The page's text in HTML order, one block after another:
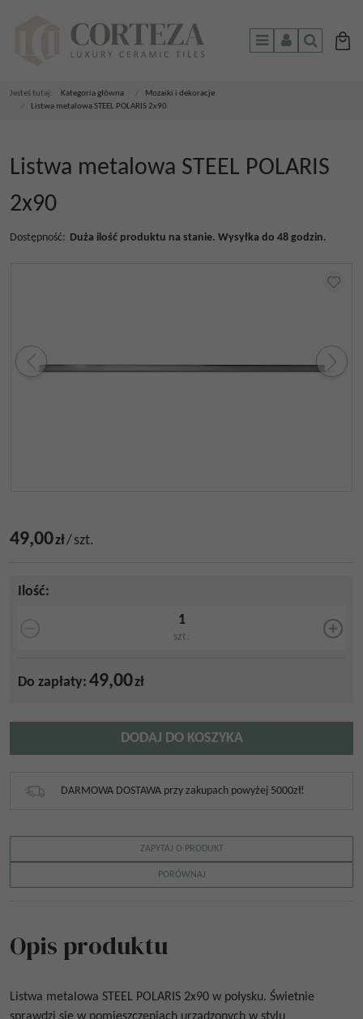
MenuPanelSzukaj
Jesteś tutaj: Kategoria główna
Mozaiki i dekoracje
Listwa metalowa STEEL POLARIS 2x90
Listwa metalowa STEEL POLARIS
2x90
Dostępność: Duża ilość produktu na stanie. Wysyłka do 48 godzin.
49,00zł/szt.
Ilość:
szt.
Do zapłaty: 49,00zł
DODAJ DO KOSZYKA
DARMOWA DOSTAWA przy zakupach powyżej 5000zł!
ZAPYTAJ O PRODUKT
PORÓWNAJ
Opis produktu
Listwa metalowa STEEL POLARIS 2x90 w połysku. Świetnie
sprawdzi się w pomieszczeniach urządzonych w stylu